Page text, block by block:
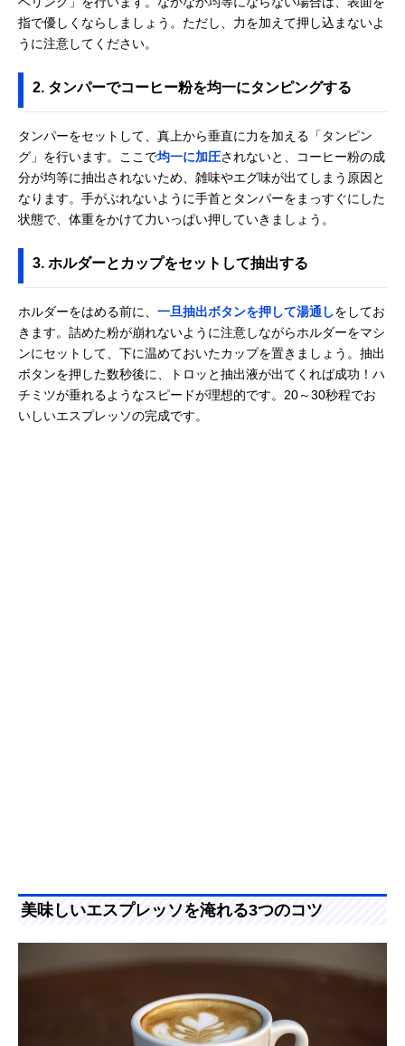
指で優しくならしましょう。ただし、力を加えて押し込まないよ
うに注意してください。
2. タンパーでコーヒー粉を均一にタンピングする
タンパーをセットして、真上から垂直に力を加える「タンピン
グ」を行います。ここで均一に加圧されないと、コーヒー粉の成
分が均等に抽出されないため、雑味やエグ味が出てしまう原因と
なります。手がぶれないように手首とタンパーをまっすぐにした
状態で、体重をかけて力いっぱい押していきましょう。
3. ホルダーとカップをセットして抽出する
ホルダーをはめる前に、 一旦抽出ボタンを押して湯通しをしてお
きます。詰めた粉が崩れないように注意しながらホルダーをマシ
ンにセットして、下に温めておいたカップを置きましょう。抽出
ボタンを押した数秒後に、トロッと抽出液が出てくれば成功！ハ
チミツが垂れるようなスピードが理想的です。20～30秒程でお
いしいエスプレッソの完成です。
美味しいエスプレッソを淹れる3つのコツ